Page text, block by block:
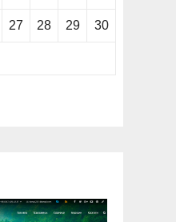
27 28 29 30